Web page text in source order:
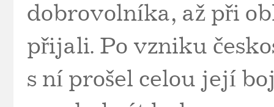
dobrovolníka, až při
přijali. Po vzniku
s ní prošel celou její